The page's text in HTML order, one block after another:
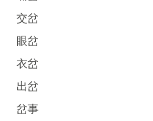
交岔
眼岔
衣岔
出岔
岔事